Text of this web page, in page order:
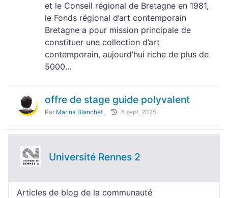
et le Conseil régional de Bretagne en 1981,
le Fonds régional d’art contemporain
Bretagne a pour mission principale de
constituer une collection d’art
contemporain, aujourd’hui riche de plus de
5000...
offre de stage guide polyvalent
Par Marina Blanchet 8 sept. 2025
Université Rennes 2
Articles de blog de la communauté